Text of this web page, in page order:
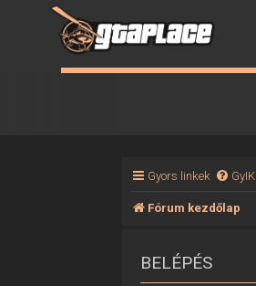
Gyors linkek GyIK
Fórum kezdőlap
BELÉPÉS